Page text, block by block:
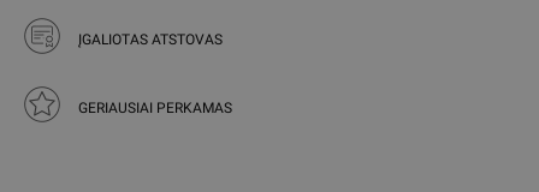
ĮGALIOTAS ATSTOVAS
GERIAUSIAI PERKAMAS